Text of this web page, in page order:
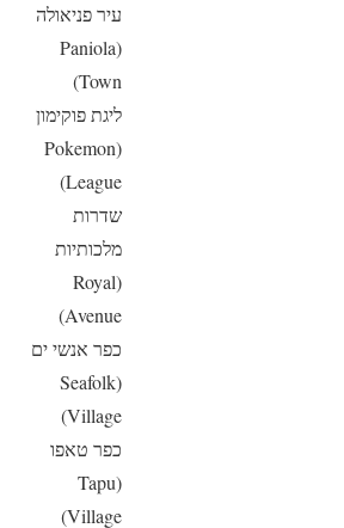
עיר פניאולה
(Paniola
Town)
ליגת פוקימון
(Pokemon
League)
שדרות
מלכותיות
(Royal
Avenue)
כפר אנשי ים
(Seafolk
Village)
כפר טאפו
(Tapu
Village)